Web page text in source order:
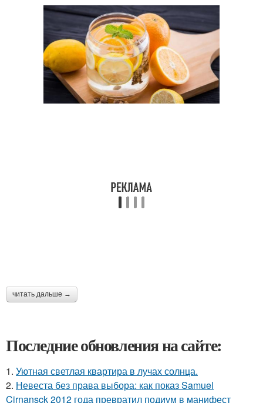
читать дальше →
Последние обновления на сайте:
1. Уютная светлая квартира в лучах солнца.
2. Невеста без права выбора: как показ Samuel
Cirnansck 2012 года превратил подиум в манифест